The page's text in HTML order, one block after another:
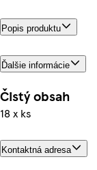
Popis produktu
Ďalšie informácie
Čistý obsah
18 x ks
Kontaktná adresa